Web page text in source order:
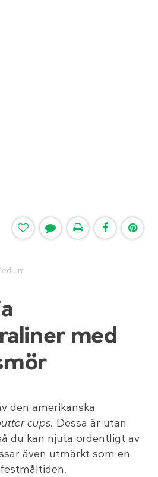
med
den amerikanska
cups. Dessa är utan
du kan njuta ordentligt av
även utmärkt som en